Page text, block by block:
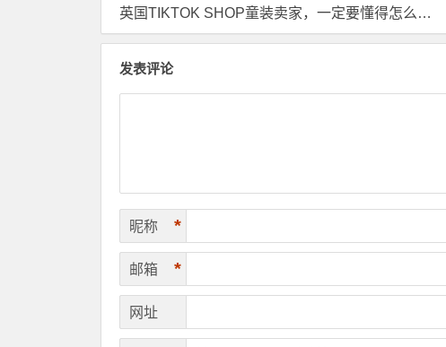
英国TIKTOK SHOP童装卖家，一定要懂得怎么用海外仓
发表评论
昵称 *
邮箱 *
网址